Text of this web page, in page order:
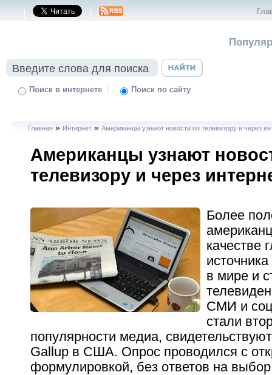
| |
Поиск в интернете | Поиск по сайту
Главная » Интернет »Американцы узнают новости по телевизору и через
Американцы узнают
телевизору и через
Более
качестве
в мире и
СМИ и
стали
популярности медиа,
Gallup в США. Опрос проводился с
формулировкой, без ответов на